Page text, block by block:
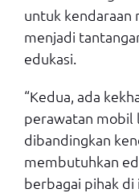
untuk kendaraan
menjadi
edukasi.
“Kedua, ada
perawatan mobil
dibandingkan
membutuhkan
berbagai pihak